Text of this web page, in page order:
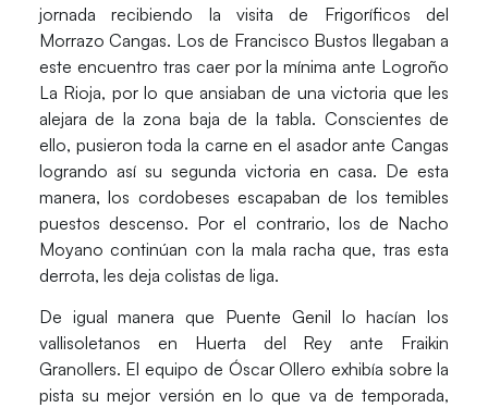
jornada recibiendo la visita de Frigoríficos del
Morrazo Cangas. Los de Francisco Bustos llegaban a
este encuentro tras caer por la mínima ante Logroño
La Rioja, por lo que ansiaban de una victoria que les
alejara de la zona baja de la tabla. Conscientes de
ello, pusieron toda la carne en el asador ante Cangas
logrando así su segunda victoria en casa. De esta
manera, los cordobeses escapaban de los temibles
puestos descenso. Por el contrario, los de Nacho
Moyano continúan con la mala racha que, tras esta
derrota, les deja colistas de liga.
De igual manera que Puente Genil lo hacían los
vallisoletanos en Huerta del Rey ante Fraikin
Granollers. El equipo de Óscar Ollero exhibía sobre la
pista su mejor versión en lo que va de temporada,